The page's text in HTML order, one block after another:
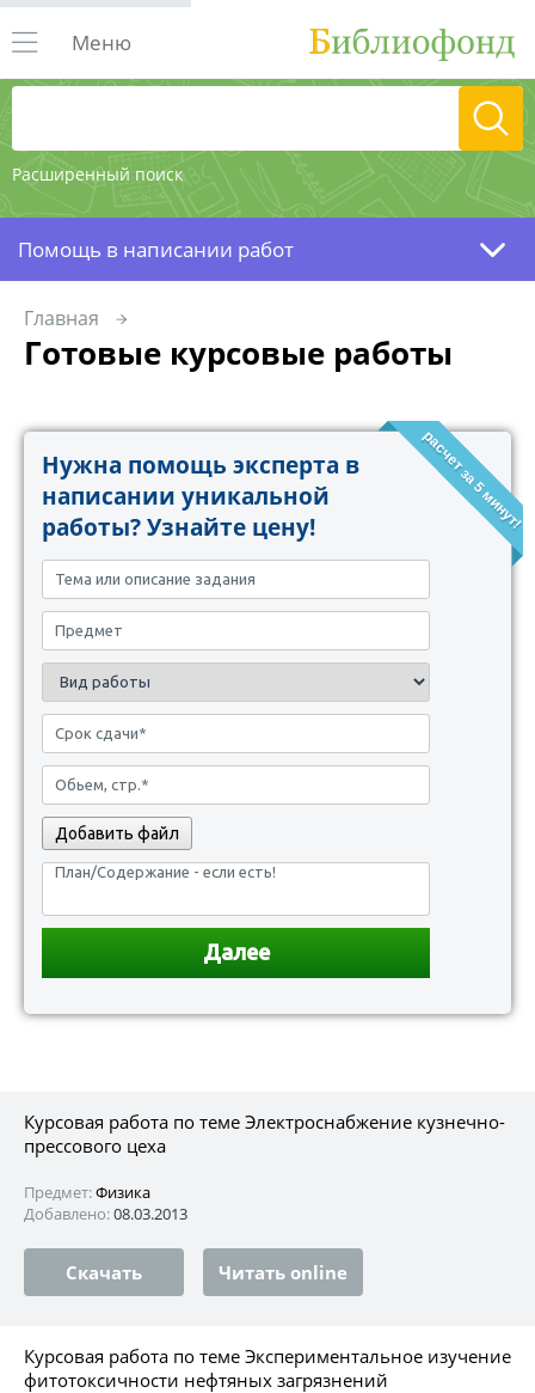
Расширенный поиск
Меню
Помощь в написании работ
Главная
Готовые курсовые работы
расчет за 5 минут!
Нужна помощь эксперта в
написании уникальной
работы? Узнайте цену!
Добавить файл
Курсовая работа по теме Электроснабжение кузнечно-
прессового цеха
Предмет:Физика
Добавлено:08.03.2013
Скачать Читать online
Курсовая работа по теме Экспериментальное изучение
фитотоксичности нефтяных загрязнений